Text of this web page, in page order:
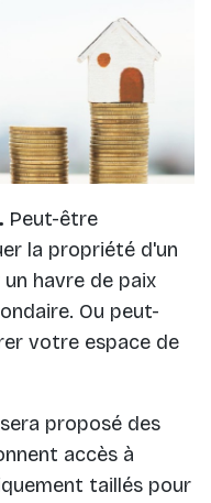
Peut-être
la propriété d'un
havre de paix
Ou peut-
votre espace de
proposé des
accès à
taillés pour